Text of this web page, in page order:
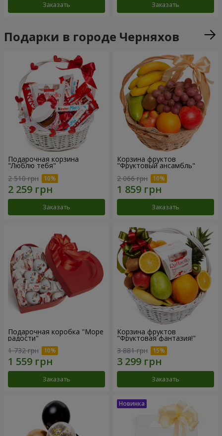
Заказать Заказать
Подарки в городе Черняхов
Подарочная корзина
"Люблю тебя"
2 510 грн
Заказать
Корзина фруктов
"Фруктовый ансамбль"
2 066 грн
Заказать
Подарочная коробка "Море
радости"
1 732 грн
Заказать
Корзина фруктов
"Фруктовая фантазия!"
3 881 грн
Заказать